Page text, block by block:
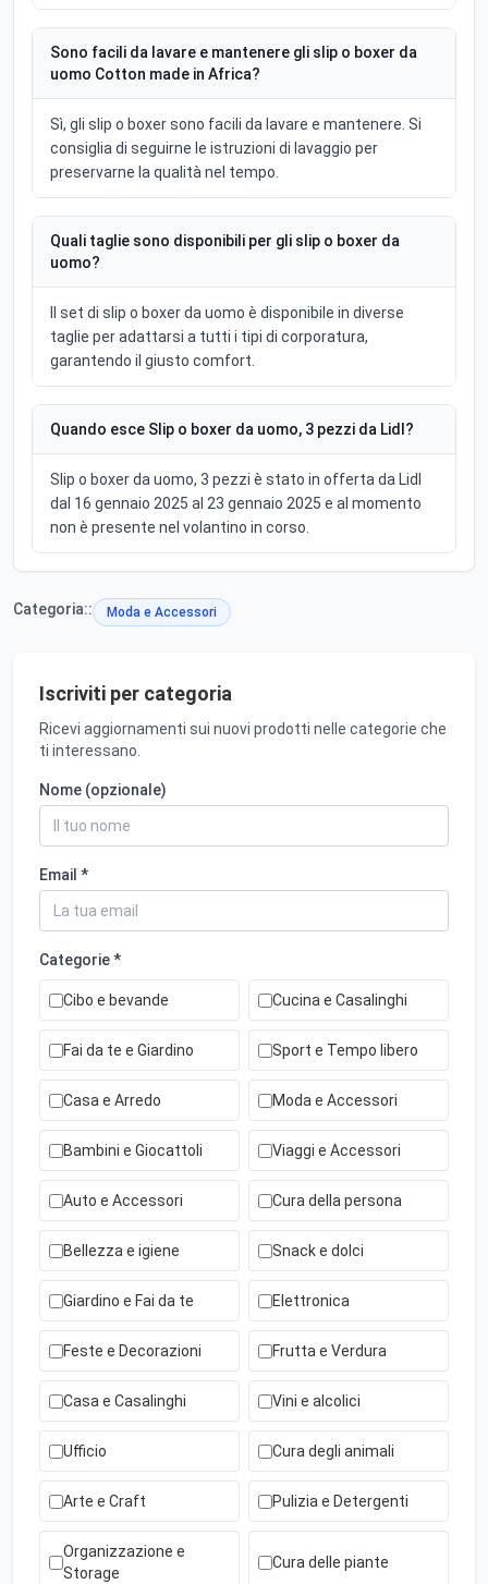
Sono facili da lavare e mantenere gli slip o boxer da
uomo Cotton made in Africa?
Sì, gli slip o boxer sono facili da lavare e mantenere. Si
consiglia di seguirne le istruzioni di lavaggio per
preservarne la qualità nel tempo.
Quali taglie sono disponibili per gli slip o boxer da
uomo?
Il set di slip o boxer da uomo è disponibile in diverse
taglie per adattarsi a tutti i tipi di corporatura,
garantendo il giusto comfort.
Quando esce Slip o boxer da uomo, 3 pezzi da Lidl?
Slip o boxer da uomo, 3 pezzi è stato in offerta da Lidl
dal 16 gennaio 2025 al 23 gennaio 2025 e al momento
non è presente nel volantino in corso.
Categoria:: Moda e Accessori
Iscriviti per categoria
Ricevi aggiornamenti sui nuovi prodotti nelle categorie che
ti interessano.
Nome (opzionale)
Email *
Categorie *
Cibo e bevande Cucina e Casalinghi
Fai da te e Giardino Sport e Tempo libero
Casa e Arredo Moda e Accessori
Bambini e Giocattoli Viaggi e Accessori
Auto e Accessori Cura della persona
Bellezza e igiene Snack e dolci
Giardino e Fai da te Elettronica
Feste e Decorazioni Frutta e Verdura
Casa e Casalinghi Vini e alcolici
Ufficio Cura degli animali
Arte e Craft Pulizia e Detergenti
Organizzazione e
Storage
Cura delle piante